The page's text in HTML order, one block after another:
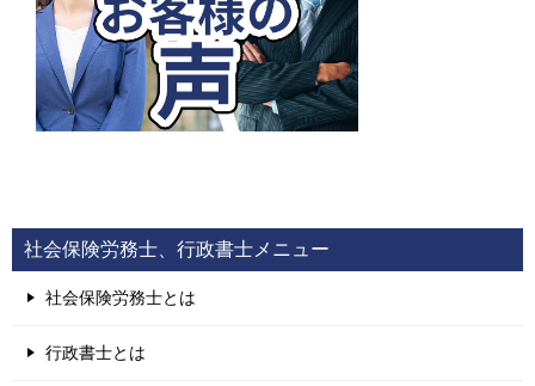
社会保険労務士、行政書士メニュー
社会保険労務士とは
行政書士とは